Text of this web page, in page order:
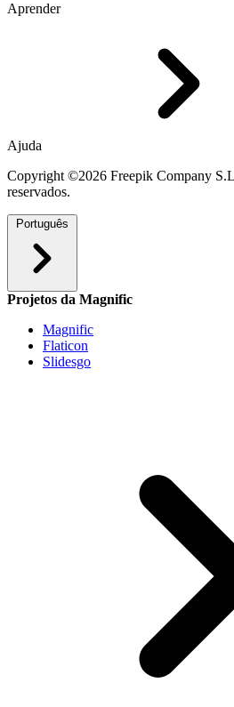
Aprender
Ajuda
Copyright ©2026 Freepik Company
reservados.
Português
Projetos da Magnific
Magnific
Flaticon
Slidesgo